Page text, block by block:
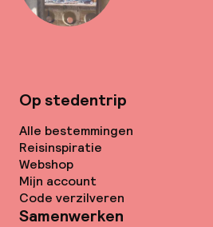
Op stedentrip
Alle bestemmingen
Reisinspiratie
Webshop
Mijn account
Code verzilveren
Samenwerken